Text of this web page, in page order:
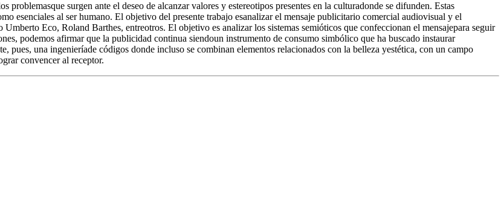
problemasque surgen ante el deseo de alcanzar valores y estereotipos presentes en la culturadonde se difunden. Estas
esenciales al ser humano. El objetivo del presente trabajo esanalizar el mensaje publicitario comercial audiovisual y el
Eco, Roland Barthes, entreotros. El objetivo es analizar los sistemas semióticos que confeccionan el mensajepara seguir
podemos afirmar que la publicidad continua siendoun instrumento de consumo simbólico que ha buscado instaurar
pues, una ingenieríade códigos donde incluso se combinan elementos relacionados con la belleza yestética, con un campo
convencer al receptor.